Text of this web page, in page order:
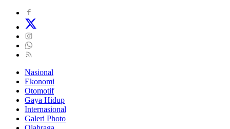
Nasional
Ekonomi
Otomotif
Gaya Hidup
Internasional
Galeri Photo